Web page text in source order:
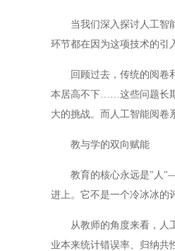
当我们深入探讨人工智能
环节都在因为这项技术的引
回顾过去，传统的阅卷和
本居高不下……这些问题长
大的挑战。而人工智能阅卷
教与学的双向赋能
教育的核心永远是"人"——
进上。它不是一个冷冰冰的
从教师的角度来看，人工
业本来统计错误率、归纳